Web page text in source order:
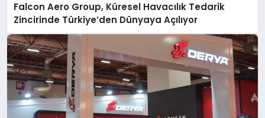
Falcon Aero Group, Küresel Havacılık Tedarik
Zincirinde Türkiye’den Dünyaya Açılıyor